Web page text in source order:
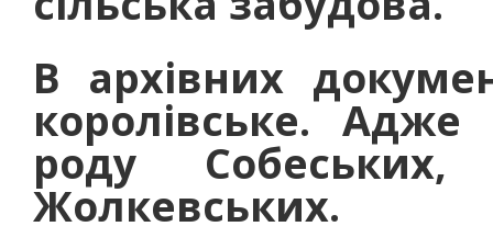
В архівних
королівське.
роду
Жолкевських.